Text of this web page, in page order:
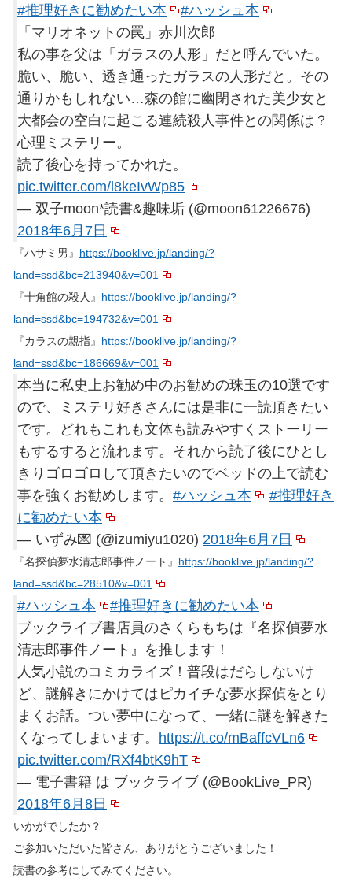
#推理好きに勧めたい本
#ハッシュ本
「マリオネットの罠」赤川次郎
私の事を父は「ガラスの人形」だと呼んでいた。
脆い、脆い、透き通ったガラスの人形だと。その
通りかもしれない…森の館に幽閉された美少女と
大都会の空白に起こる連続殺人事件との関係は？
心理ミステリー。
読了後心を持ってかれた。
pic.twitter.com/l8keIvWp85
— 双子moon*読書&趣味垢 (@moon61226676)
2018年6月7日
『ハサミ男』 https://booklive.jp/landing/?
land=ssd&bc=213940&v=001
『十角館の殺人』 https://booklive.jp/landing/?
land=ssd&bc=194732&v=001
『カラスの親指』 https://booklive.jp/landing/?
land=ssd&bc=186669&v=001
本当に私史上お勧め中のお勧めの珠玉の10選です
ので、ミステリ好きさんには是非に一読頂きたい
です。どれもこれも文体も読みやすくストーリー
もするすると流れます。それから読了後にひとし
きりゴロゴロして頂きたいのでベッドの上で読む
事を強くお勧めします。 #ハッシュ本
#推理好き
に勧めたい本
— いずみ💌 (@izumiyu1020) 2018年6月7日
『名探偵夢水清志郎事件ノート』 https://booklive.jp/landing/?
land=ssd&bc=28510&v=001
#ハッシュ本
#推理好きに勧めたい本
ブックライブ書店員のさくらもちは『名探偵夢水
清志郎事件ノート』を推します！
人気小説のコミカライズ！普段はだらしないけ
ど、謎解きにかけてはピカイチな夢水探偵をとり
まくお話。つい夢中になって、一緒に謎を解きた
くなってしまいます。 https://t.co/mBaffcVLn6
pic.twitter.com/RXf4btK9hT
— 電子書籍 は ブックライブ (@BookLive_PR)
2018年6月8日
いかがでしたか？
ご参加いただいた皆さん、ありがとうございました！
読書の参考にしてみてください。